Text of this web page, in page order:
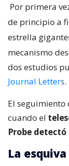
Por primera
de principio a
estrella
mecanismo
dos estudios
Journal Letters.
El seguimiento
cuando el
Probe
La